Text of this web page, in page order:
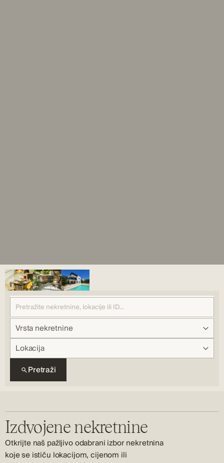
Vrsta nekretnine
Lokacija
Pretraži
Izdvojene nekretnine
Otkrijte naš pažljivo odabrani izbor nekretnina
koje se ističu lokacijom, cijenom ili